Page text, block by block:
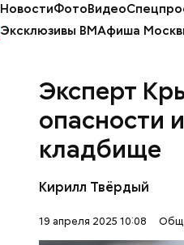
НовостиФотоВидео
Эксклюзивы ВМАфиша
Эксперт
опасности
кладбище
Кирилл Твёрдый
19 апреля 2025 10:08